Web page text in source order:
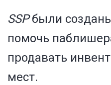
SSPбыли
помочь
продавать
мест.